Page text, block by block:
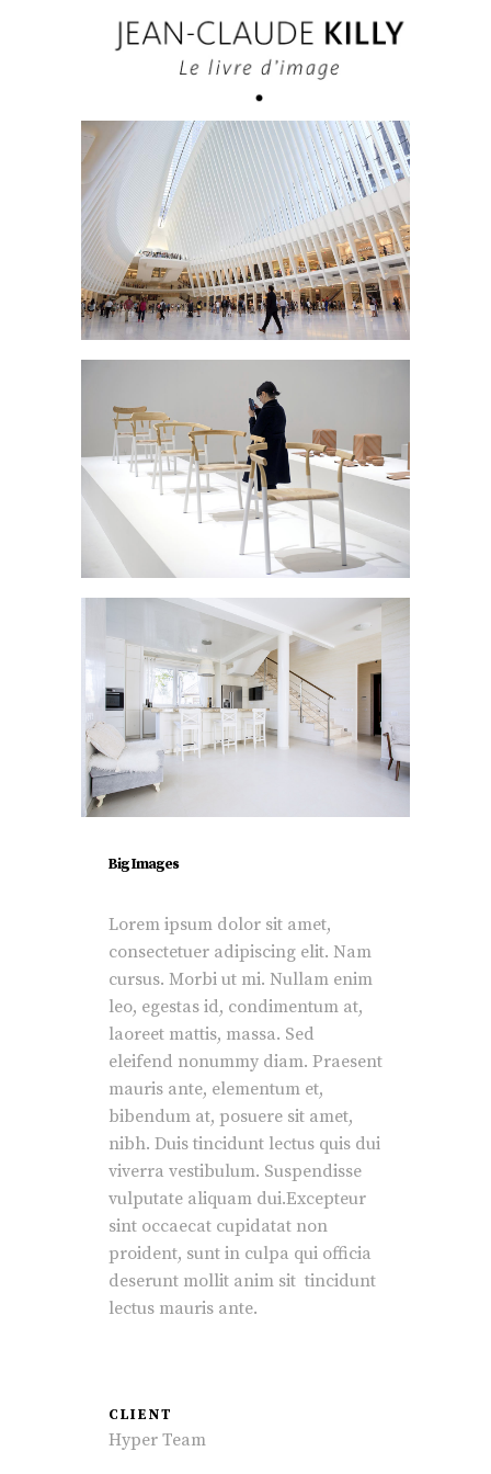
Big Images
Lorem ipsum dolor sit amet,
consectetuer adipiscing elit. Nam
cursus. Morbi ut mi. Nullam enim
leo, egestas id, condimentum at,
laoreet mattis, massa. Sed
eleifend nonummy diam. Praesent
mauris ante, elementum et,
bibendum at, posuere sit amet,
nibh. Duis tincidunt lectus quis dui
viverra vestibulum. Suspendisse
vulputate aliquam dui.Excepteur
sint occaecat cupidatat non
proident, sunt in culpa qui officia
deserunt mollit anim sit tincidunt
lectus mauris ante.
CLIENT
Hyper Team